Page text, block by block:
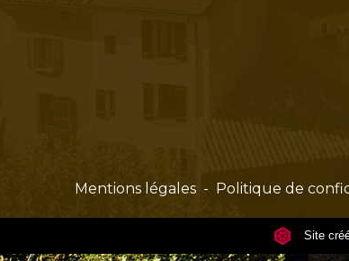
Mentions légales - Politique de
Site